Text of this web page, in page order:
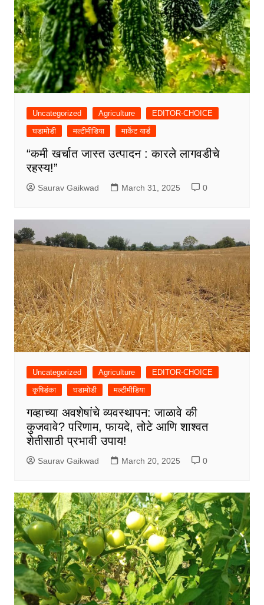
Uncategorized Agriculture
EDITOR-CHOICE
घडामोडी
मल्टीमीडिया मार्केट यार्ड
“कमी खर्चात जास्त उत्पादन : कारले लागवडीचे
रहस्य!”
Saurav Gaikwad March 31, 2025 0
Uncategorized Agriculture
EDITOR-CHOICE
कृषिडंका
घडामोडी मल्टीमीडिया
गव्हाच्या अवशेषांचे व्यवस्थापन: जाळावे की
कुजवावे? परिणाम, फायदे, तोटे आणि शाश्वत
शेतीसाठी प्रभावी उपाय!
Saurav Gaikwad March 20, 2025 0